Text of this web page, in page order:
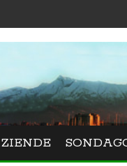
Festival